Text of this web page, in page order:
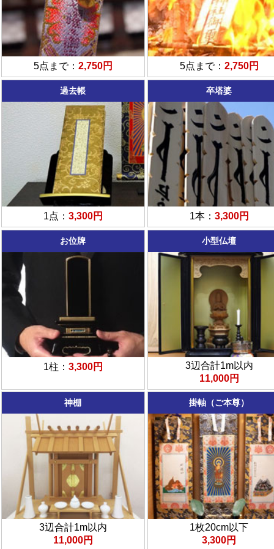
5点まで： 2,750円 5点まで： 2,750円
過去帳
1点： 3,300円
卒塔婆
1本： 3,300円
お位牌
1柱： 3,300円
小型仏壇
3辺合計1m以内
11,000円
神棚
3辺合計1m以内
11,000円
掛軸（ご本尊）
1枚20cm以下
3,300円